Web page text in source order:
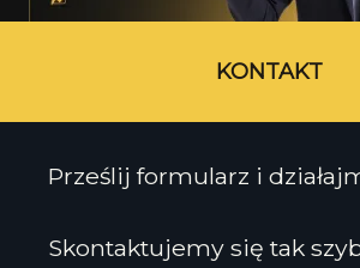
KONTAKT
Prześlij formularz i
Skontaktujemy się tak